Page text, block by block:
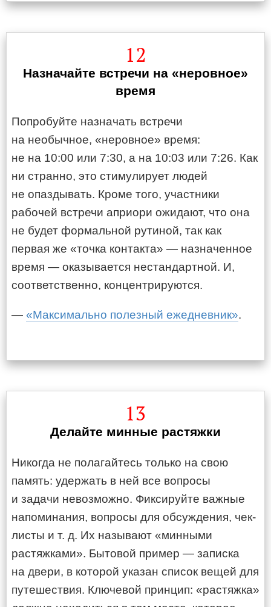
12
Назначайте встречи на «неровное»
время
Попробуйте назначать встречи
на необычное, «неровное» время:
не на 10:00 или 7:30, а на 10:03 или 7:26. Как
ни странно, это стимулирует людей
не опаздывать. Кроме того, участники
рабочей встречи априори ожидают, что она
не будет формальной рутиной, так как
первая же «точка контакта» — назначенное
время — оказывается нестандартной. И,
соответственно, концентрируются.
— «Максимально полезный ежедневник».
13
Делайте минные растяжки
Никогда не полагайтесь только на свою
память: удержать в ней все вопросы
и задачи невозможно. Фиксируйте важные
напоминания, вопросы для обсуждения, чек-
листы и т. д. Их называют «минными
растяжками». Бытовой пример — записка
на двери, в которой указан список вещей для
путешествия. Ключевой принцип: «растяжка»